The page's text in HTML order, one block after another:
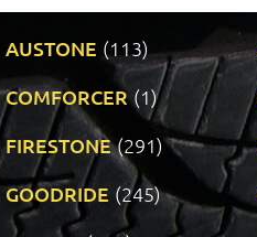
AUSTONE (113)
COMFORCER (1)
FIRESTONE (291)
GOODRIDE (245)